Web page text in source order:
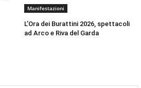
Manifestazioni
L’Ora dei Burattini 2026, spettacoli
ad Arco e Riva del Garda